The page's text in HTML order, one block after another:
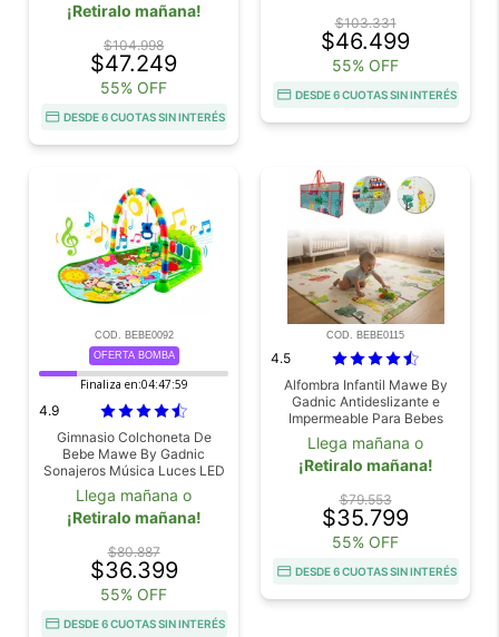
¡Retiralo mañana!
$104.998
$47.249
55% OFF
DESDE 6 CUOTAS SIN INTERÉS
$103.331
$46.499
55% OFF
DESDE 6 CUOTAS SIN INTERÉS
COD. BEBE0092
OFERTA BOMBA
Finaliza en:04:47:58
4.9
Gimnasio Colchoneta De
Bebe Mawe By Gadnic
Sonajeros Música Luces LED
Juguetes Didácticos
Llega mañana o
¡Retiralo mañana!
$80.887
$36.399
55% OFF
DESDE 6 CUOTAS SIN INTERÉS
COD. BEBE0115
4.5
Alfombra Infantil Mawe By
Gadnic Antideslizante e
Impermeable Para Bebes
Llega mañana o
¡Retiralo mañana!
$79.553
$35.799
55% OFF
DESDE 6 CUOTAS SIN INTERÉS